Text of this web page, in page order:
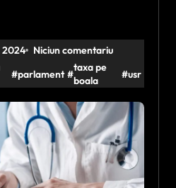
2024
Niciun comentariu
#parlament #
taxa pe
boala
#usr